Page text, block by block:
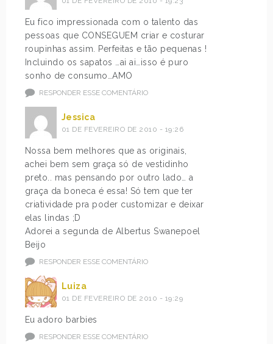
Eu fico impressionada com o talento das
pessoas que CONSEGUEM criar e costurar
roupinhas assim. Perfeitas e tão pequenas !
Incluindo os sapatos …ai ai…isso é puro
sonho de consumo…AMO
RESPONDER ESSE COMENTÁRIO
Jessica
01 DE FEVEREIRO DE 2010 - 19:26
Nossa bem melhores que as originais,
achei bem sem graça só de vestidinho
preto.. mas pensando por outro lado… a
graça da boneca é essa! Só tem que ter
criatividade pra poder customizar e deixar
elas lindas ;D
Adorei a segunda de Albertus Swanepoel
Beijo
RESPONDER ESSE COMENTÁRIO
Luiza
01 DE FEVEREIRO DE 2010 - 19:29
Eu adoro barbies
RESPONDER ESSE COMENTÁRIO